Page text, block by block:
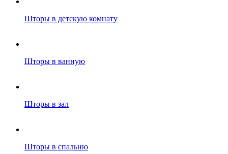
Шторы в детскую комнату
Шторы в ванную
Шторы в зал
Шторы в спальню